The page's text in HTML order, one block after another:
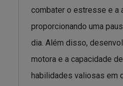
combater o estresse e a
proporcionando uma
dia. Além disso,
motora e a capacidade
habilidades valiosas em